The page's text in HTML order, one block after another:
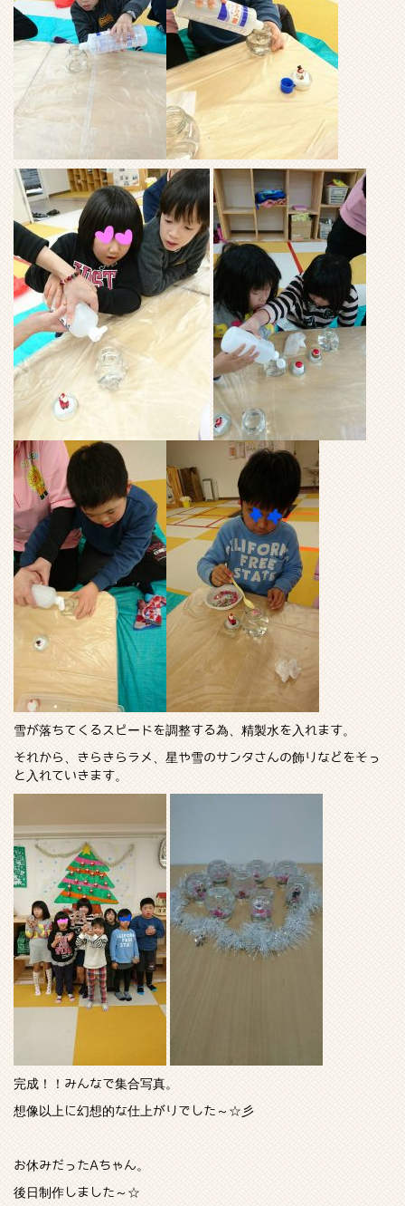
雪が落ちてくるスピードを調整する為、精製水を入れます。
それから、きらきらラメ、星や雪のサンタさんの飾りなどをそっ
と入れていきます。
完成！！みんなで集合写真。
想像以上に幻想的な仕上がりでした～☆彡
お休みだったAちゃん。
後日制作しました～☆